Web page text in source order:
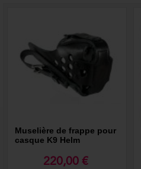
Muselière de frappe pour
casque K9 Helm
220,00 €